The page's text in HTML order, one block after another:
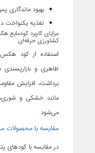
بهبود ماندگاری
تغذیه یکنواخت
مزایای کاربرد کودمایع
کشاورزی حرفه‌ای
استفاده از کود
ظاهری و بازارپسندی
برداشت، افزایش
مانند خشکی و
می‌شود.
مقایسه با محصولات
در مقایسه با کودهای